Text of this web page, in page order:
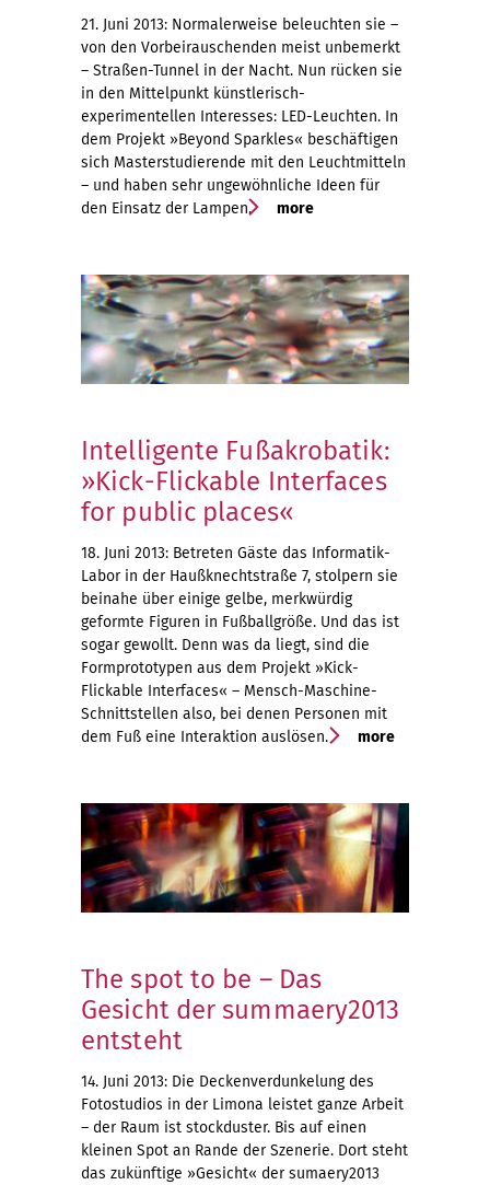
21. Juni 2013: Normalerweise beleuchten sie –
von den Vorbeirauschenden meist unbemerkt
– Straßen-Tunnel in der Nacht. Nun rücken sie
in den Mittelpunkt künstlerisch-
experimentellen Interesses: LED-Leuchten. In
dem Projekt »Beyond Sparkles« beschäftigen
sich Masterstudierende mit den Leuchtmitteln
– und haben sehr ungewöhnliche Ideen für
den Einsatz der Lampen.
more
Intelligente Fußakrobatik:
»Kick-Flickable Interfaces
for public places«
18. Juni 2013: Betreten Gäste das Informatik-
Labor in der Haußknechtstraße 7, stolpern sie
beinahe über einige gelbe, merkwürdig
geformte Figuren in Fußballgröße. Und das ist
sogar gewollt. Denn was da liegt, sind die
Formprototypen aus dem Projekt »Kick-
Flickable Interfaces« – Mensch-Maschine-
Schnittstellen also, bei denen Personen mit
dem Fuß eine Interaktion auslösen.
more
The spot to be – Das
Gesicht der summaery2013
entsteht
14. Juni 2013: Die Deckenverdunkelung des
Fotostudios in der Limona leistet ganze Arbeit
– der Raum ist stockduster. Bis auf einen
kleinen Spot an Rande der Szenerie. Dort steht
das zukünftige »Gesicht« der sumaery2013